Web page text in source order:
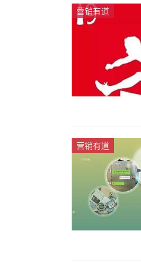
营销有道
营销有道